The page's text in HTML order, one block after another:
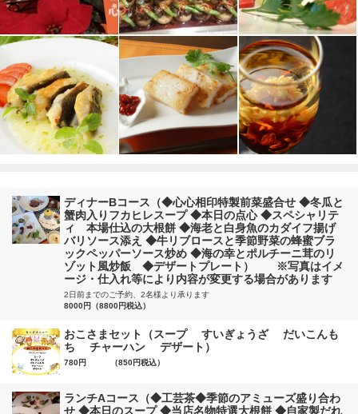
ディナーBコース（◆心心相印特製前菜盛合せ ◆冬瓜と
蟹肉入りフカヒレスープ ◆本日の点心 ◆スペシャリテ
ィ 本場仕込の大根餅 ◆海老と白身魚のカダイフ揚げ
バリソース添え ◆牛リブロースと季節野菜の蜂蜜ブラ
ックペッパーソース炒め ◆海の幸とポルチーニ茸のリ
ゾット風炒飯 ◆デザートプレート） ※写真はイメ
ージ・仕入れ等により内容が変更する場合があります
2日前までのご予約、2名様より承ります
8000円（8800円税込）
おこさまセット（スープ すいぎょうざ だいこんも
ち チャーハン デザート）
780円 （850円税込）
ランチAコース（◆工芸茶◆季節のアミューズ盛り合わ
せ ◆本日のスープ ◆当店名物特選大根餅 ◆自家製だれ